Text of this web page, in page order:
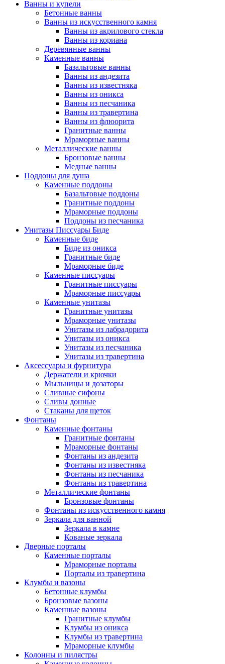
Ванны и купели
Бетонные ванны
Ванны из искусственного камня
Ванны из акрилового стекла
Ванны из кориана
Деревянные ванны
Каменные ванны
Базальтовые ванны
Ванны из андезита
Ванны из известняка
Ванны из оникса
Ванны из песчаника
Ванны из травертина
Ванны из флюорита
Гранитные ванны
Мраморные ванны
Металлические ванны
Бронзовые ванны
Медные ванны
Поддоны для душа
Каменные поддоны
Базальтовые поддоны
Гранитные поддоны
Мраморные поддоны
Поддоны из песчаника
Унитазы Писсуары Биде
Каменные биде
Биде из оникса
Гранитные биде
Мраморные биде
Каменные писсуары
Гранитные писсуары
Мраморные писсуары
Каменные унитазы
Гранитные унитазы
Мраморные унитазы
Унитазы из лабрадорита
Унитазы из оникса
Унитазы из песчаника
Унитазы из травертина
Аксессуары и фурнитура
Держатели и крючки
Мыльницы и дозаторы
Сливные сифоны
Сливы донные
Стаканы для щеток
Фонтаны
Каменные фонтаны
Гранитные фонтаны
Мраморные фонтаны
Фонтаны из андезита
Фонтаны из известняка
Фонтаны из песчаника
Фонтаны из травертина
Металлические фонтаны
Бронзовые фонтаны
Фонтаны из искусственного камня
Зеркала для ванной
Зеркала в камне
Кованые зеркала
Дверные порталы
Каменные порталы
Мраморные порталы
Порталы из травертина
Клумбы и вазоны
Бетонные клумбы
Бронзовые вазоны
Каменные вазоны
Гранитные клумбы
Клумбы из оникса
Клумбы из травертина
Мраморные клумбы
Колонны и пилястры